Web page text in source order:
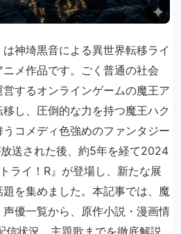
は神埼黒音による異世界転移ライ
ニメ作品です。ごく普通の社会
するオンラインゲームの魔王ア
し、圧倒的な力を持つ魔王ハク
うコメディ色強めのファンタジー
送された後、約5年を経て2024
ライ！R』が登場し、新たな展
を集めました。本記事では、魔
優一覧から、原作小説・漫画情